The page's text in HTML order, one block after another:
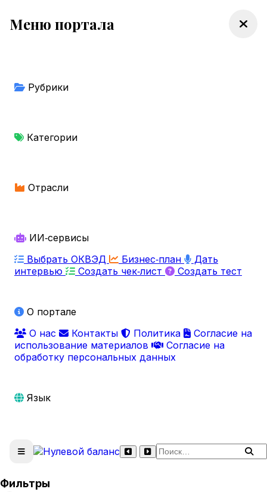
Меню портала
Рубрики
Категории
Отрасли
ИИ‑сервисы
Выбрать ОКВЭД
Бизнес‑план
Дать
интервью
Создать чек‑лист Создать тест
О портале
О нас
Контакты Политика
Согласие на
использование материалов
Согласие на
обработку персональных данных
Язык
Поиск по сайту
Фильтры